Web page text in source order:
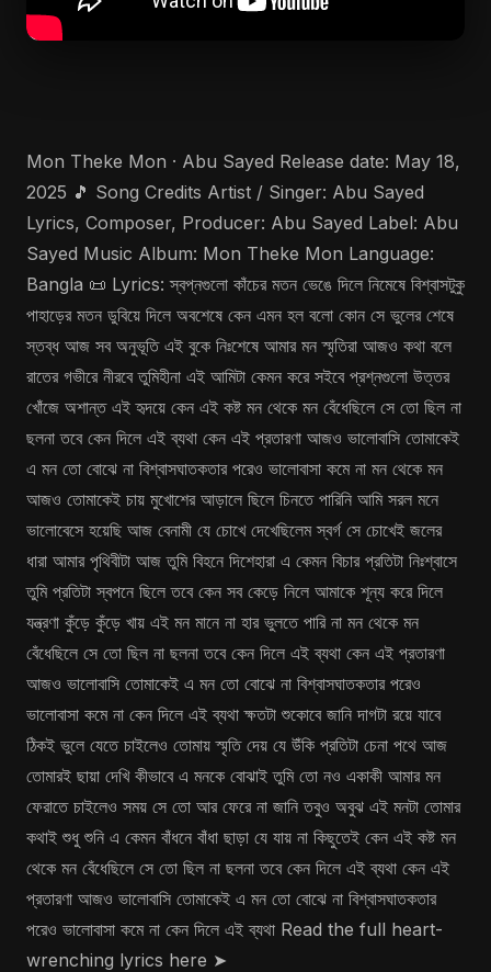
Mon Theke Mon · Abu Sayed Release date: May 18,
2025 🎵 Song Credits Artist / Singer: Abu Sayed
Lyrics, Composer, Producer: Abu Sayed Label: Abu
Sayed Music Album: Mon Theke Mon Language:
Bangla 📜 Lyrics: স্বপ্নগুলো কাঁচের মতন ভেঙে দিলে নিমেষে বিশ্বাসটুকু
পাহাড়ের মতন ডুবিয়ে দিলে অবশেষে কেন এমন হল বলো কোন সে ভুলের শেষে
স্তব্ধ আজ সব অনুভূতি এই বুকে নিঃশেষে আমার মন স্মৃতিরা আজও কথা বলে
রাতের গভীরে নীরবে তুমিহীনা এই আমিটা কেমন করে সইবে প্রশ্নগুলো উত্তর
খোঁজে অশান্ত এই হৃদয়ে কেন এই কষ্ট মন থেকে মন বেঁধেছিলে সে তো ছিল না
ছলনা তবে কেন দিলে এই ব্যথা কেন এই প্রতারণা আজও ভালোবাসি তোমাকেই
এ মন তো বোঝে না বিশ্বাসঘাতকতার পরেও ভালোবাসা কমে না মন থেকে মন
আজও তোমাকেই চায় মুখোশের আড়ালে ছিলে চিনতে পারিনি আমি সরল মনে
ভালোবেসে হয়েছি আজ বেনামী যে চোখে দেখেছিলেম স্বর্গ সে চোখেই জলের
ধারা আমার পৃথিবীটা আজ তুমি বিহনে দিশেহারা এ কেমন বিচার প্রতিটা নিঃশ্বাসে
তুমি প্রতিটা স্বপনে ছিলে তবে কেন সব কেড়ে নিলে আমাকে শূন্য করে দিলে
যন্ত্রণা কুঁড়ে কুঁড়ে খায় এই মন মানে না হার ভুলতে পারি না মন থেকে মন
বেঁধেছিলে সে তো ছিল না ছলনা তবে কেন দিলে এই ব্যথা কেন এই প্রতারণা
আজও ভালোবাসি তোমাকেই এ মন তো বোঝে না বিশ্বাসঘাতকতার পরেও
ভালোবাসা কমে না কেন দিলে এই ব্যথা ক্ষতটা শুকোবে জানি দাগটা রয়ে যাবে
ঠিকই ভুলে যেতে চাইলেও তোমায় স্মৃতি দেয় যে উঁকি প্রতিটা চেনা পথে আজ
তোমারই ছায়া দেখি কীভাবে এ মনকে বোঝাই তুমি তো নও একাকী আমার মন
ফেরাতে চাইলেও সময় সে তো আর ফেরে না জানি তবুও অবুঝ এই মনটা তোমার
কথাই শুধু শুনি এ কেমন বাঁধনে বাঁধা ছাড়া যে যায় না কিছুতেই কেন এই কষ্ট মন
থেকে মন বেঁধেছিলে সে তো ছিল না ছলনা তবে কেন দিলে এই ব্যথা কেন এই
প্রতারণা আজও ভালোবাসি তোমাকেই এ মন তো বোঝে না বিশ্বাসঘাতকতার
পরেও ভালোবাসা কমে না কেন দিলে এই ব্যথা Read the full heart-
wrenching lyrics here ➤